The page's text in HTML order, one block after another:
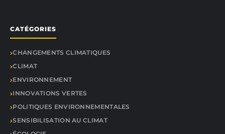
CATÉGORIES
CHANGEMENTS CLIMATIQUES
CLIMAT
ENVIRONNEMENT
INNOVATIONS VERTES
POLITIQUES ENVIRONNEMENTALES
SENSIBILISATION AU CLIMAT